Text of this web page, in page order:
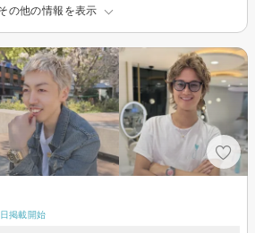
の他の情報を表示
掲載開始